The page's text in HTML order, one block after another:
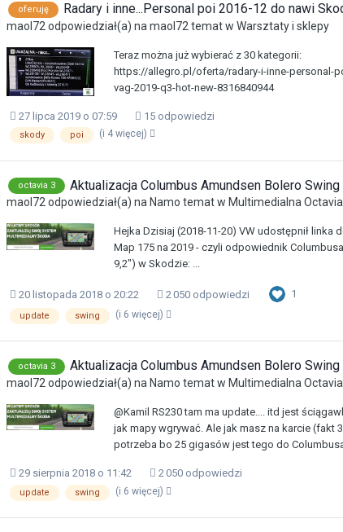
oferuję Radary i inne...Personal poi 2016-12 do nawi
maol72 odpowiedział(a) na maol72 temat w Warsztaty i sklepy
Teraz można już wybierać z 30 kategorii:
https://allegro.pl/oferta/radary-i-inne-personal-
vag-2019-q3-hot-new-8316840944
27 lipca 2019 o 07:59 15 odpowiedzi
skody poi (i 4 więcej)
octavia 3 Aktualizacja Columbus Amundsen Bolero Swing
maol72odpowiedział(a) na Namo temat w Multimedialna Octavia
Hejka Dzisiaj (2018-11-20) VW udostępnił linka
Map 175 na 2019 - czyli odpowiednik
9,2") w Skodzie: ...
20 listopada 2018 o 20:22 2 050 odpowiedzi 1
update swing (i 6 więcej)
octavia 3 Aktualizacja Columbus Amundsen Bolero Swing
maol72 odpowiedział(a) na Namo temat w Multimedialna Octavia
@Kamil RS230 tam ma update.... itd jest
jak mapy wgrywać. Ale jak masz na karcie (fakt
potrzeba bo 25 gigasów jest tego do
29 sierpnia 2018 o 11:42 2 050 odpowiedzi
update swing (i 6 więcej)